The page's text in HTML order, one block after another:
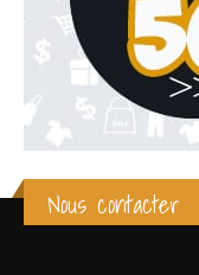
Nous contacter